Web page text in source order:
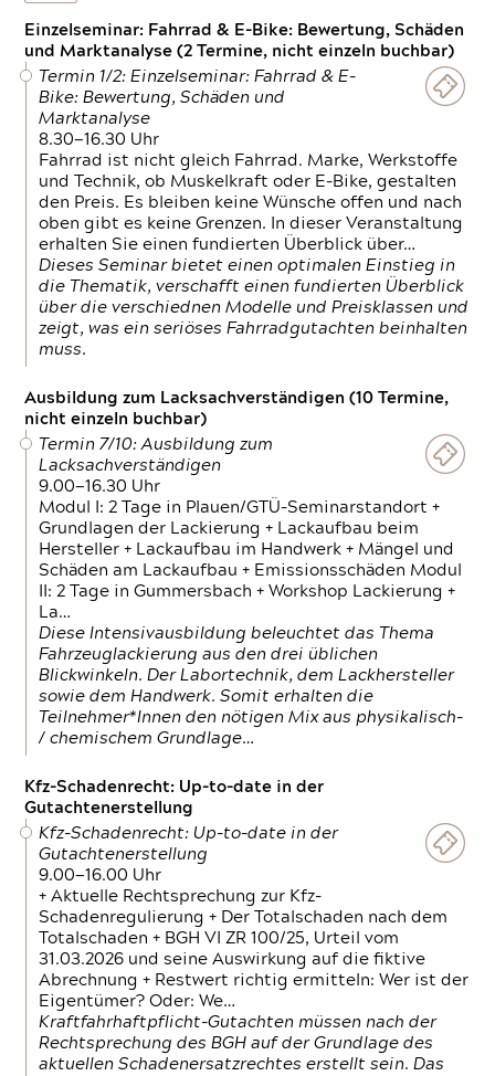
Einzelseminar: Fahrrad & E-Bike: Bewertung, Schäden
und Marktanalyse (2 Termine, nicht einzeln buchbar)
Termin 1/2: Einzelseminar: Fahrrad & E-
Bike: Bewertung, Schäden und
Marktanalyse
8.30—16.30 Uhr
Fahrrad ist nicht gleich Fahrrad. Marke, Werkstoffe
und Technik, ob Muskelkraft oder E-Bike, gestalten
den Preis. Es bleiben keine Wünsche offen und nach
oben gibt es keine Grenzen. In dieser Veranstaltung
erhalten Sie einen fundierten Überblick über…
Dieses Seminar bietet einen optimalen Einstieg in
die Thematik, verschafft einen fundierten Überblick
über die verschiednen Modelle und Preisklassen und
zeigt, was ein seriöses Fahrradgutachten beinhalten
muss.
Ausbildung zum Lacksachverständigen (10 Termine,
nicht einzeln buchbar)
Termin 7/10: Ausbildung zum
Lacksachverständigen
9.00—16.30 Uhr
Modul I: 2 Tage in Plauen/GTÜ-Seminarstandort +
Grundlagen der Lackierung + Lackaufbau beim
Hersteller + Lackaufbau im Handwerk + Mängel und
Schäden am Lackaufbau + Emissionsschäden Modul
II: 2 Tage in Gummersbach + Workshop Lackierung +
La…
Diese Intensivausbildung beleuchtet das Thema
Fahrzeuglackierung aus den drei üblichen
Blickwinkeln. Der Labortechnik, dem Lackhersteller
sowie dem Handwerk. Somit erhalten die
Teilnehmer*Innen den nötigen Mix aus physikalisch-
/ chemischem Grundlage…
Kfz-Schadenrecht: Up-to-date in der
Gutachtenerstellung
Kfz-Schadenrecht: Up-to-date in der
Gutachtenerstellung
9.00—16.00 Uhr
+ Aktuelle Rechtsprechung zur Kfz-
Schadenregulierung + Der Totalschaden nach dem
Totalschaden + BGH VI ZR 100/25, Urteil vom
31.03.2026 und seine Auswirkung auf die fiktive
Abrechnung + Restwert richtig ermitteln: Wer ist der
Eigentümer? Oder: We…
Kraftfahrhaftpflicht-Gutachten müssen nach der
Rechtsprechung des BGH auf der Grundlage des
aktuellen Schadenersatzrechtes erstellt sein. Das